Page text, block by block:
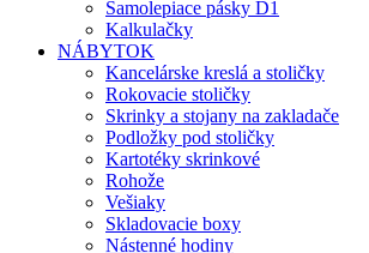
Samolepiace pásky D1
Kalkulačky
NÁBYTOK
Kancelárske kreslá a stoličky
Rokovacie stoličky
Skrinky a stojany na zakladače
Podložky pod stoličky
Kartotéky skrinkové
Rohože
Vešiaky
Skladovacie boxy
Nástenné hodiny